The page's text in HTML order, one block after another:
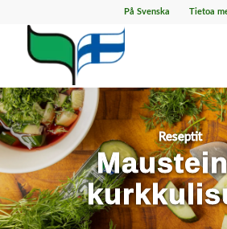
På Svenska Tietoa
Reseptit